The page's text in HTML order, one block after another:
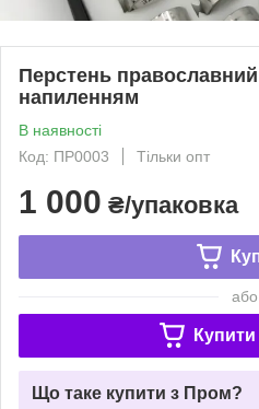
Перстень
напиленням
В наявності
Код: ПР0003
Тільки опт
1 000 ₴/упаковка
або
Купити
Що таке купити з Пром?